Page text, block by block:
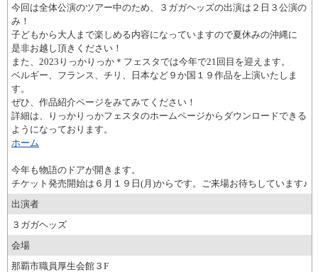
今回は全体公演のツアー中のため、３ガガヘッズの出演は２日３公演の
み！
子どもから大人まで楽しめる内容になっていますので夏休みの沖縄に
是非お越し頂きください！
また、2023りっかりっか＊フェスタでは今年で21回目を迎えます。
ベルギー、フランス、チリ、日本など９か国１９作品を上演いたしま
す。
ぜひ、作品紹介ページをみてみてください！
詳細は、りっかりっかフェスタのホームページからダウンロードできる
ようになっております。
ホーム
今年も物語のドアが開きます。
チケット発売開始は６月１９日(月)からです。ご来場お待ちしています♪
出演者
３ガガヘッズ
会場
那覇市職員厚生会館３F